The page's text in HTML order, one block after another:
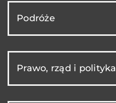
Podróże
Prawo, rząd i polityka